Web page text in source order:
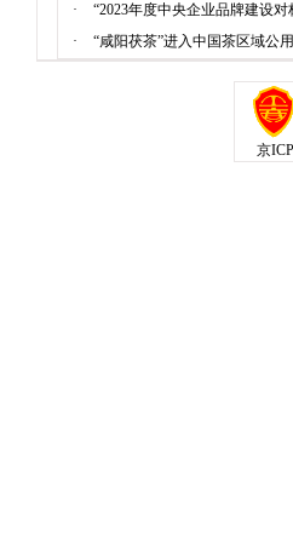
·
“2023年度中央企业品牌建设对
·
“咸阳茯茶”进入中国茶区域公
京